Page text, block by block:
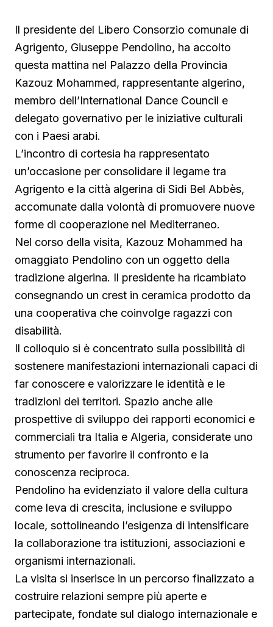
Il presidente del Libero Consorzio comunale di
Agrigento, Giuseppe Pendolino, ha accolto
questa mattina nel Palazzo della Provincia
Kazouz Mohammed, rappresentante algerino,
membro dell’International Dance Council e
delegato governativo per le iniziative culturali
con i Paesi arabi.
L’incontro di cortesia ha rappresentato
un’occasione per consolidare il legame tra
Agrigento e la città algerina di Sidi Bel Abbès,
accomunate dalla volontà di promuovere nuove
forme di cooperazione nel Mediterraneo.
Nel corso della visita, Kazouz Mohammed ha
omaggiato Pendolino con un oggetto della
tradizione algerina. Il presidente ha ricambiato
consegnando un crest in ceramica prodotto da
una cooperativa che coinvolge ragazzi con
disabilità.
Il colloquio si è concentrato sulla possibilità di
sostenere manifestazioni internazionali capaci di
far conoscere e valorizzare le identità e le
tradizioni dei territori. Spazio anche alle
prospettive di sviluppo dei rapporti economici e
commerciali tra Italia e Algeria, considerate uno
strumento per favorire il confronto e la
conoscenza reciproca.
Pendolino ha evidenziato il valore della cultura
come leva di crescita, inclusione e sviluppo
locale, sottolineando l’esigenza di intensificare
la collaborazione tra istituzioni, associazioni e
organismi internazionali.
La visita si inserisce in un percorso finalizzato a
costruire relazioni sempre più aperte e
partecipate, fondate sul dialogo internazionale e